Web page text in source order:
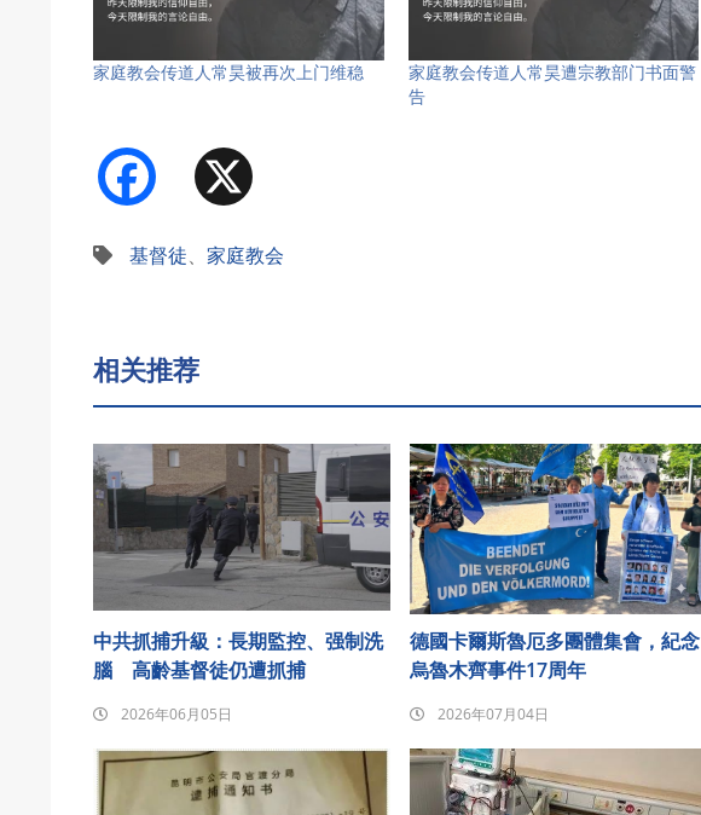
家庭教会传道人常昊被再次上门维稳
家庭教会传道人常昊遭宗教部门书面警
告
Facebook
基督徒、 家庭教会
相关推荐
中共抓捕升級：長期監控、强制洗
腦 高齡基督徒仍遭抓捕
2026年06月05日
德國卡爾斯魯厄多團體集會，紀念
烏魯木齊事件17周年
2026年07月04日